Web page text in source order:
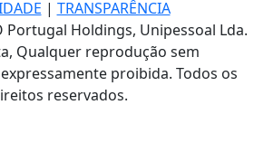
| TRANSPARÊNCIA
Portugal Holdings, Unipessoal Lda.
Qualquer reprodução sem
proibida. Todos os
reservados.